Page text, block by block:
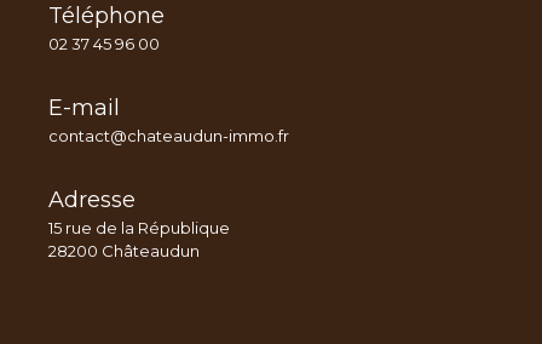
Téléphone
02 37 45 96 00
E-mail
contact@chateaudun-immo.fr
Adresse
15 rue de la République
28200 Châteaudun